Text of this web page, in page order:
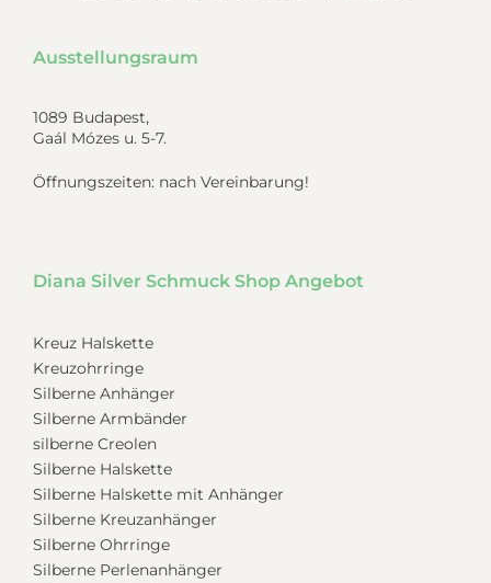
Ausstellungsraum
1089 Budapest,
Gaál Mózes u. 5-7.
Öffnungszeiten: nach Vereinbarung!
Diana Silver Schmuck Shop Angebot
Kreuz Halskette
Kreuzohrringe
Silberne Anhänger
Silberne Armbänder
silberne Creolen
Silberne Halskette
Silberne Halskette mit Anhänger
Silberne Kreuzanhänger
Silberne Ohrringe
Silberne Perlenanhänger